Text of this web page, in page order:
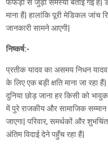
फेफड़ों से जुड़ी समस्या बताई गई हैं|
माना हैं| हालांकि पूरी मेडिकल जांच
जानकारी सामने आएगी|
निष्कर्ष:-
प्रतीक यादव का असमय निधन यादव
के लिए एक बड़ी क्षति माना जा
दुनिया छोड़ जाना हर किसी को
में पुरे राजकीय और सामाजिक
जाएगा| परिवार, समर्थकों और
अंतिम विदाई देने पहुँच रहा हैं|